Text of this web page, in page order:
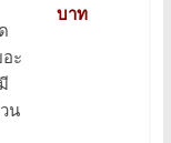
ะ
น
บาท